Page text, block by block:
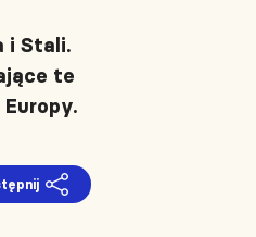
i Stali.
te